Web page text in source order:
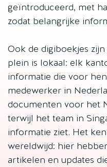
geïntroduceerd, met
zodat belangrijke
Ook de digiboekjes
plein is lokaal: elk
informatie die voor
medewerker in
documenten voor het
terwijl het team in
informatie ziet. Het
wereldwijd: hier
artikelen en updates